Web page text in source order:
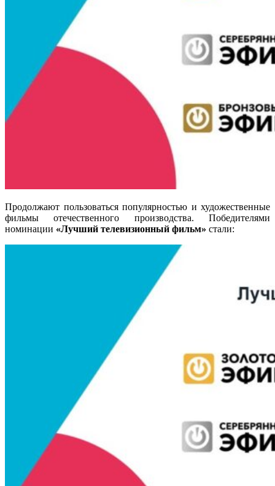
Продолжают пользоваться популярностью и художественные
фильмы отечественного производства. Победителями
номинации «Лучший телевизионный фильм» стали: